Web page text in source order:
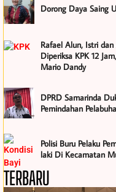
Dorong Daya Saing
Rafael Alun, Istri dan
Diperiksa KPK 12
Mario Dandy
DPRD Samarinda
Pemindahan
Polisi Buru Pelaku
laki Di Kecamatan
TERBARU